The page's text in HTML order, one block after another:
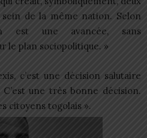
de la même nation. Selon
est une avancée, sans
le plan sociopolitique. »
c’est une décision salutaire
une très bonne décision.
citoyens togolais ».